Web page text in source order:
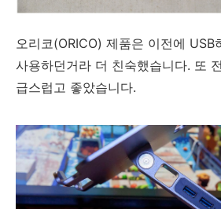
오리코(ORICO) 제품은 이전에
사용하던거라 더 친숙했습니다. 또
급스럽고 좋았습니다.